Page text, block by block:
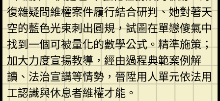
復雜疑問維權案件履行結合研判、她對著天
空的藍色光束刺出圓規，試圖在單戀傻氣中
找到一個可被量化的數學公式。精準施策；
加大力度宣揚教導，經由過程典範案例解
讀、法治宣講等情勢，晉陞用人單元依法用
工認識與休息者維權才能。